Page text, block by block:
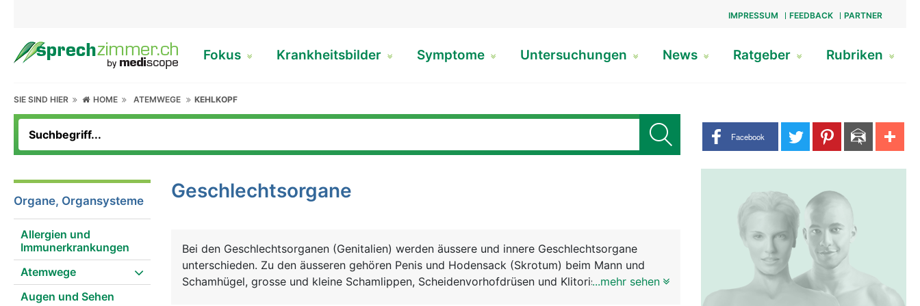
IMPRESSUM FEEDBACK PARTNER
Fokus Krankheitsbilder Symptome Untersuchungen News Ratgeber Rubriken
SIE SIND HIER HOME ATEMWEGE KEHLKOPF
Share buttons
Facebook
Organe, Organsysteme
Allergien und
Immunerkrankungen
Atemwege
Augen und Sehen
Geschlechtsorgane
Bei den Geschlechtsorganen (Genitalien) werden äussere und innere Geschlechtsorgane
unterschieden. Zu den äusseren gehören Penis und Hodensack (Skrotum) beim Mann und
Schamhügel, grosse und kleine Schamlippen, Scheidenvorhofdrüsen und Klitoris bei der Frau.
...mehr sehen